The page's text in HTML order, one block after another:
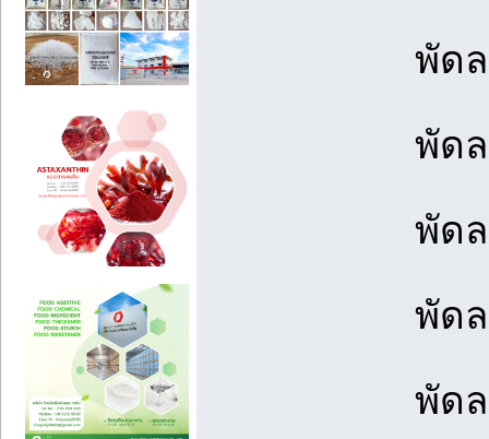
พัด
พัด
พัด
พัด
พัด